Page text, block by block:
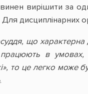
вирішити за
дисциплінарних
що характерна
в умовах,
то це легко
.